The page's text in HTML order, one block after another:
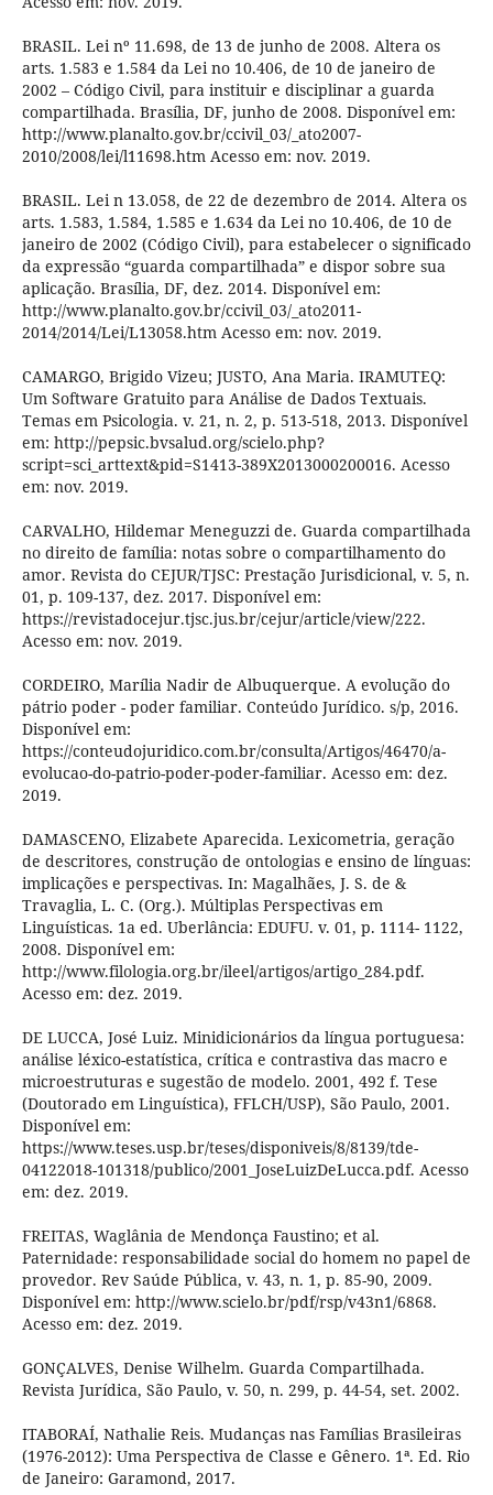
BRASIL. Lei nº 11.698, de 13 de junho de 2008. Altera os
arts. 1.583 e 1.584 da Lei no 10.406, de 10 de janeiro de
2002 – Código Civil, para instituir e disciplinar a guarda
compartilhada. Brasília, DF, junho de 2008. Disponível em:
http://www.planalto.gov.br/ccivil_03/_ato2007-
2010/2008/lei/l11698.htm Acesso em: nov. 2019.
BRASIL. Lei n 13.058, de 22 de dezembro de 2014. Altera os
arts. 1.583, 1.584, 1.585 e 1.634 da Lei no 10.406, de 10 de
janeiro de 2002 (Código Civil), para estabelecer o significado
da expressão “guarda compartilhada” e dispor sobre sua
aplicação. Brasília, DF, dez. 2014. Disponível em:
http://www.planalto.gov.br/ccivil_03/_ato2011-
2014/2014/Lei/L13058.htm Acesso em: nov. 2019.
CAMARGO, Brigido Vizeu; JUSTO, Ana Maria. IRAMUTEQ:
Um Software Gratuito para Análise de Dados Textuais.
Temas em Psicologia. v. 21, n. 2, p. 513-518, 2013. Disponível
em: http://pepsic.bvsalud.org/scielo.php?
script=sci_arttext&pid=S1413-389X2013000200016. Acesso
em: nov. 2019.
CARVALHO, Hildemar Meneguzzi de. Guarda compartilhada
no direito de família: notas sobre o compartilhamento do
amor. Revista do CEJUR/TJSC: Prestação Jurisdicional, v. 5, n.
01, p. 109-137, dez. 2017. Disponível em:
https://revistadocejur.tjsc.jus.br/cejur/article/view/222.
Acesso em: nov. 2019.
CORDEIRO, Marília Nadir de Albuquerque. A evolução do
pátrio poder - poder familiar. Conteúdo Jurídico. s/p, 2016.
Disponível em:
https://conteudojuridico.com.br/consulta/Artigos/46470/a-
evolucao-do-patrio-poder-poder-familiar. Acesso em: dez.
2019.
DAMASCENO, Elizabete Aparecida. Lexicometria, geração
de descritores, construção de ontologias e ensino de línguas:
implicações e perspectivas. In: Magalhães, J. S. de &
Travaglia, L. C. (Org.). Múltiplas Perspectivas em
Linguísticas. 1a ed. Uberlância: EDUFU. v. 01, p. 1114- 1122,
2008. Disponível em:
http://www.filologia.org.br/ileel/artigos/artigo_284.pdf.
Acesso em: dez. 2019.
DE LUCCA, José Luiz. Minidicionários da língua portuguesa:
análise léxico-estatística, crítica e contrastiva das macro e
microestruturas e sugestão de modelo. 2001, 492 f. Tese
(Doutorado em Linguística), FFLCH/USP), São Paulo, 2001.
Disponível em:
https://www.teses.usp.br/teses/disponiveis/8/8139/tde-
04122018-101318/publico/2001_JoseLuizDeLucca.pdf. Acesso
em: dez. 2019.
FREITAS, Waglânia de Mendonça Faustino; et al.
Paternidade: responsabilidade social do homem no papel de
provedor. Rev Saúde Pública, v. 43, n. 1, p. 85-90, 2009.
Disponível em: http://www.scielo.br/pdf/rsp/v43n1/6868.
Acesso em: dez. 2019.
GONÇALVES, Denise Wilhelm. Guarda Compartilhada.
Revista Jurídica, São Paulo, v. 50, n. 299, p. 44-54, set. 2002.
ITABORAÍ, Nathalie Reis. Mudanças nas Famílias Brasileiras
(1976-2012): Uma Perspectiva de Classe e Gênero. 1ª. Ed. Rio
de Janeiro: Garamond, 2017.